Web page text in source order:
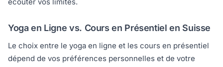
Yoga en Ligne vs. Cours en Présentiel en Suisse
Le choix entre le yoga en ligne et les cours en présentiel
dépend de vos préférences personnelles et de votre